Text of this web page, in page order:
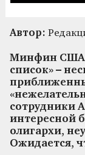
Автор:
Минфин США
список» –
сотрудники
интересной
олигархи,
Ожидается,